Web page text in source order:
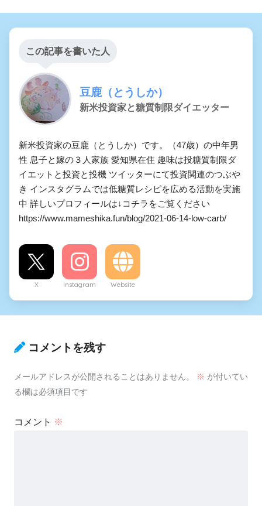
この記事を書いた人
豆鹿（とうしか）
新米投資家と糖質制限ダイエッター
新米投資家の豆鹿（とうしか）です。（47歳）の中年男
性 息子と嫁の３人家族 愛知県在住 趣味は投糖質制限ダ
イエットと投資と投機 ツイッターにて投資関連のつぶや
き インスタグラムでは低糖質レシピを広める活動を実施
中 詳しいプロフィールは↓コチラをご覧ください
https://www.mameshika.fun/blog/2021-06-14-low-carb/
X Instagram Website
コメントを残す
メールアドレスが公開されることはありません。 ※ が付いてい
る欄は必須項目です
コメント ※